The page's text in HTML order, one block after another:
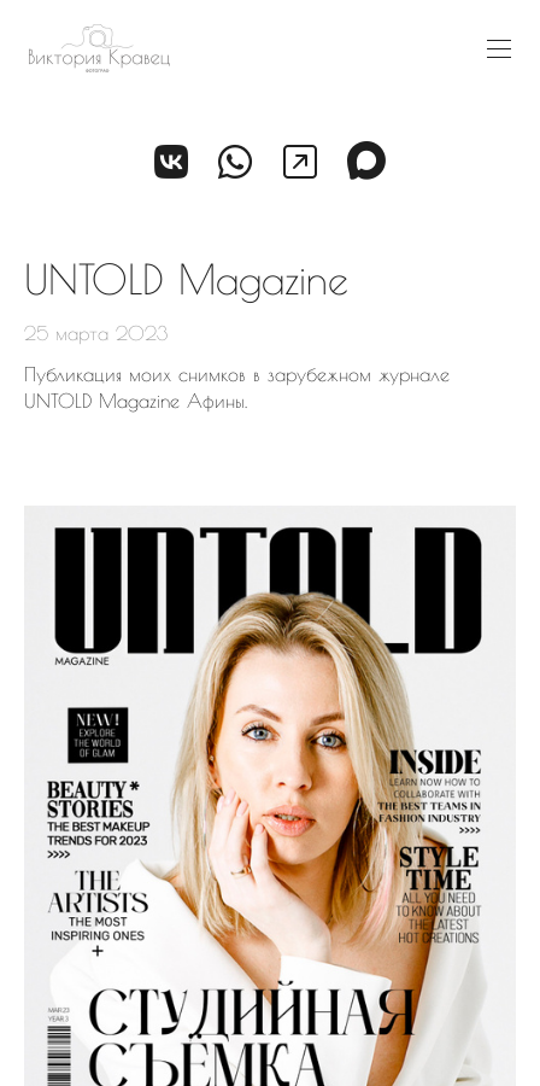
UNTOLD Magazine
25 марта 2023
Публикация моих снимков в зарубежном журнале
UNTOLD Magazine Афины.